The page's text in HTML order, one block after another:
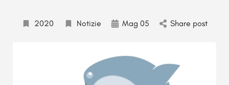
2020 Notizie Mag 05 Share post